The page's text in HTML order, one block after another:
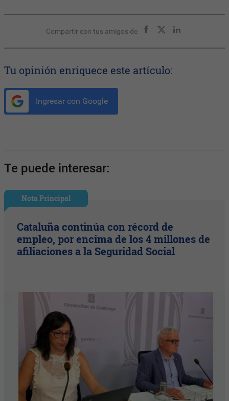
Compartir con tus amigos de
Tu opinión enriquece este artículo:
Ingresar con Google
Te puede interesar:
Nota Principal
Cataluña continúa con récord de
empleo, por encima de los 4 millones de
afiliaciones a la Seguridad Social